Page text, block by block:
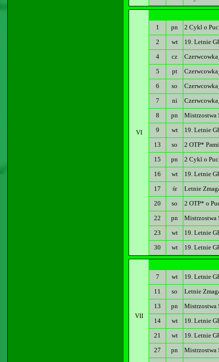
VI
1 pn
2 Cykl o
2
wt
19. Letnie
4
cz
5
pt
6
so
7
ni
8
pn
Mistrzostwa
9
wt
19. Letnie
13
so
2 OTP*
15
pn
2 Cykl o
16
wt
19. Letnie
17
śr
Letnie
20
so
2 OTP* o
22
pn
Mistrzostwa
23
wt
19. Letnie
30
wt 19. Letnie
VII
7 wt
19. Letnie
11
so
Letnie
13
pn
Mistrzostwa
14
wt
19. Letnie
21
wt
19. Letnie
27
pn
Mistrzostwa